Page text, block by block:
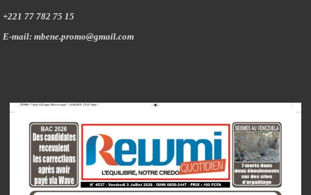
+221 77 782 75 15
E-mail: mbene.promo@gmail.com